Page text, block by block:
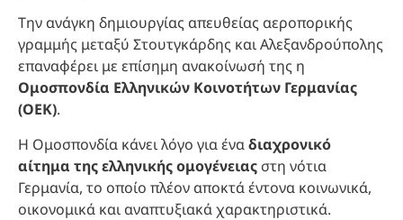
Την ανάγκη δημιουργίας απευθείας αεροπορικής
γραμμής μεταξύ Στουτγκάρδης και Αλεξανδρούπολης
επαναφέρει με επίσημη ανακοίνωσή της η
Ομοσπονδία Ελληνικών Κοινοτήτων Γερμανίας
(ΟΕΚ).
Η Ομοσπονδία κάνει λόγο για έναδιαχρονικό
αίτημα της ελληνικής ομογένειας στη νότια
Γερμανία, το οποίο πλέον αποκτά έντονα κοινωνικά,
οικονομικά και αναπτυξιακά χαρακτηριστικά.